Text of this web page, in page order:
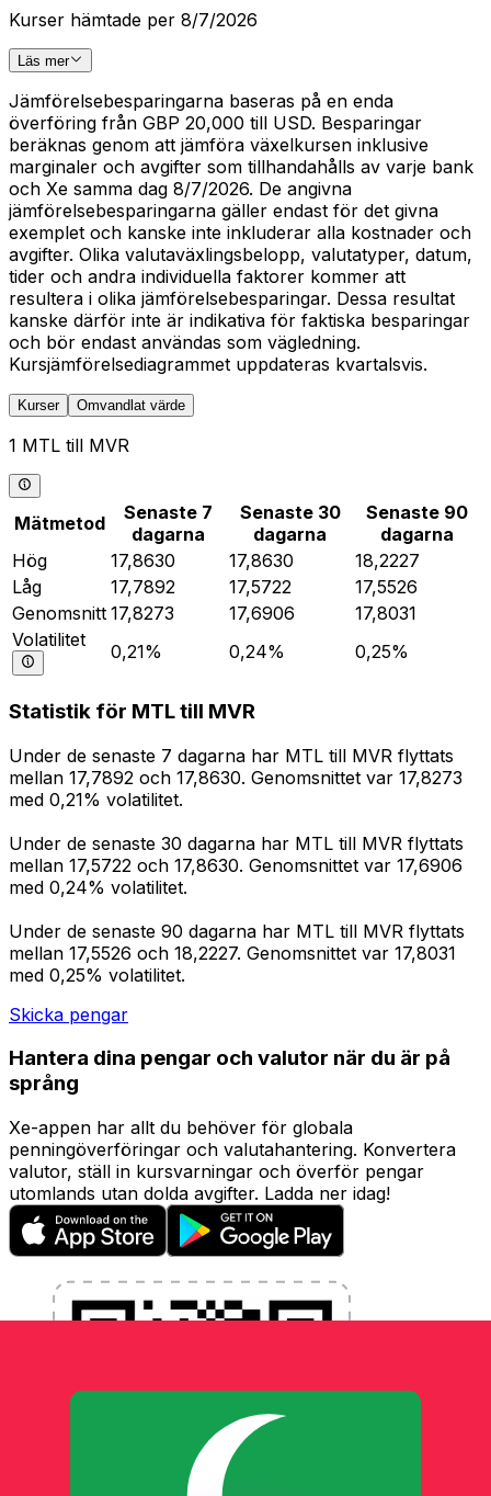
Kurser hämtade per 8/7/2026
Läs mer
Jämförelsebesparingarna baseras på en enda
överföring från GBP 20,000 till USD. Besparingar
beräknas genom att jämföra växelkursen inklusive
marginaler och avgifter som tillhandahålls av varje bank
och Xe samma dag 8/7/2026. De angivna
jämförelsebesparingarna gäller endast för det givna
exemplet och kanske inte inkluderar alla kostnader och
avgifter. Olika valutaväxlingsbelopp, valutatyper, datum,
tider och andra individuella faktorer kommer att
resultera i olika jämförelsebesparingar. Dessa resultat
kanske därför inte är indikativa för faktiska besparingar
och bör endast användas som vägledning.
Kursjämförelsediagrammet uppdateras kvartalsvis.
Kurser Omvandlat värde
1 MTL till MVR
Mätmetod
Senaste 7
dagarna
Senaste 30
dagarna
Senaste 90
dagarna
Hög
17,8630 17,8630
18,2227
Låg
17,7892 17,5722
17,5526
Genomsnitt 17,8273 17,6906
17,8031
Volatilitet
0,21% 0,24% 0,25%
Statistik för MTL till MVR
Under de senaste 7 dagarna har MTL till MVR flyttats
mellan 17,7892 och 17,8630. Genomsnittet var 17,8273
med 0,21% volatilitet.
Under de senaste 30 dagarna har MTL till MVR flyttats
mellan 17,5722 och 17,8630. Genomsnittet var 17,6906
med 0,24% volatilitet.
Under de senaste 90 dagarna har MTL till MVR flyttats
mellan 17,5526 och 18,2227. Genomsnittet var 17,8031
med 0,25% volatilitet.
Skicka pengar
Hantera dina pengar och valutor när du är på
språng
Xe-appen har allt du behöver för globala
penningöverföringar och valutahantering. Konvertera
valutor, ställ in kursvarningar och överför pengar
utomlands utan dolda avgifter. Ladda ner idag!